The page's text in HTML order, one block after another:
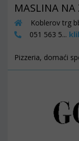
MASLINA NA
Koblerov trg
051 563 5...
Pizzeria, domaći